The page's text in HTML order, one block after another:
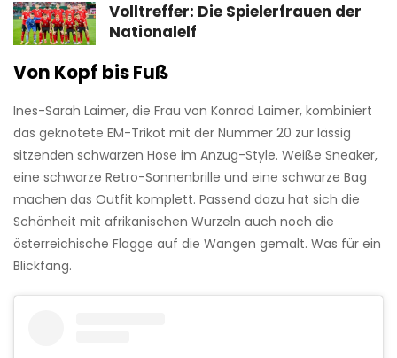
Volltreffer: Die Spielerfrauen der
Nationalelf
Von Kopf bis Fuß
Ines-Sarah Laimer, die Frau von Konrad Laimer, kombiniert
das geknotete EM-Trikot mit der Nummer 20 zur lässig
sitzenden schwarzen Hose im Anzug-Style. Weiße Sneaker,
eine schwarze Retro-Sonnenbrille und eine schwarze Bag
machen das Outfit komplett. Passend dazu hat sich die
Schönheit mit afrikanischen Wurzeln auch noch die
österreichische Flagge auf die Wangen gemalt. Was für ein
Blickfang.